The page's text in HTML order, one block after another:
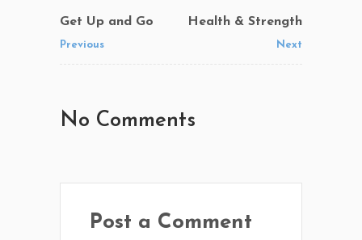
Get Up and Go
Previous
Health & Strength
Next
No Comments
Post a Comment